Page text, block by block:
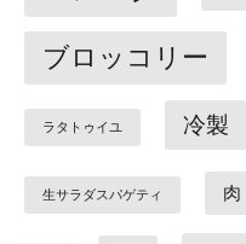
ブロッコリー
ラタトゥイユ 冷製
生サラダスパゲティ 肉